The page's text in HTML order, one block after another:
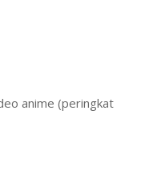
anime (peringkat